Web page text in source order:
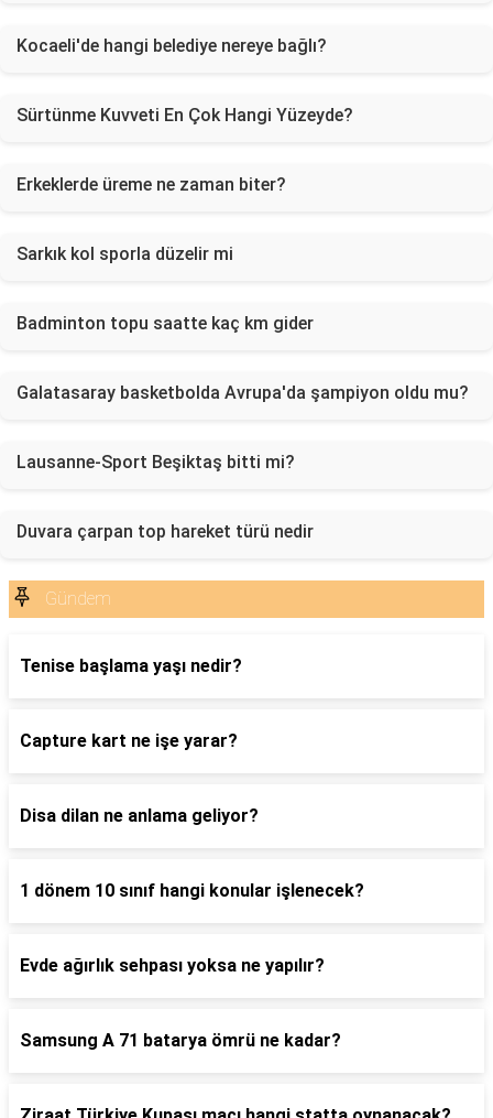
Kocaeli'de hangi belediye nereye bağlı?
Sürtünme Kuvveti En Çok Hangi Yüzeyde?
Erkeklerde üreme ne zaman biter?
Sarkık kol sporla düzelir mi
Badminton topu saatte kaç km gider
Galatasaray basketbolda Avrupa'da şampiyon oldu mu?
Lausanne-Sport Beşiktaş bitti mi?
Duvara çarpan top hareket türü nedir
Gündem
Tenise başlama yaşı nedir?
Capture kart ne işe yarar?
Disa dilan ne anlama geliyor?
1 dönem 10 sınıf hangi konular işlenecek?
Evde ağırlık sehpası yoksa ne yapılır?
Samsung A 71 batarya ömrü ne kadar?